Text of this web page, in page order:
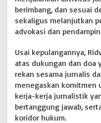
berimbang, dan sesuai
sekaligus melanjutkan
advokasi dan
Usai kepulangannya,
atas dukungan dan doa
rekan sesama jurnalis
menegaskan komitmen
kerja-kerja jurnalistik
bertanggung jawab,
koridor hukum.